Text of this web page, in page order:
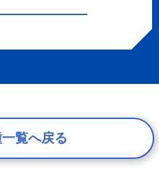
用その他一切の取り扱いに
シーを遵守します。
覧へ戻る